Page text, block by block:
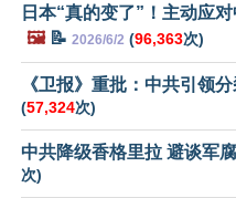
日本“真的变了”！主动应
🖼️📝 2026/6/2 (96,363次)
《卫报》重批：中共引领
(57,324次)
中共降级香格里拉 避谈军
次)